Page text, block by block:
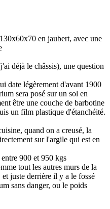
en jaubert, avec une
déjà le châssis), une question
date légèrement d'avant 1900
sera posé sur un sol en
être une couche de barbotine
un film plastique d'étanchéité.
quand on a creusé, la
sur l'argile qui est en
900 et 950 kgs
tout les autres murs de la
juste derrière il y a le fossé
sans danger, ou le poids